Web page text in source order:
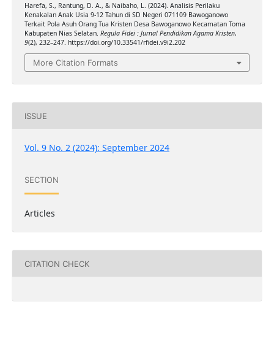
Harefa, S., Rantung, D. A., & Naibaho, L. (2024). Analisis Perilaku
Kenakalan Anak Usia 9-12 Tahun di SD Negeri 071109 Bawoganowo
Terkait Pola Asuh Orang Tua Kristen Desa Bawoganowo Kecamatan Toma
Kabupaten Nias Selatan. Regula Fidei : Jurnal Pendidikan Agama Kristen,
9(2), 232–247. https://doi.org/10.33541/rfidei.v9i2.202
More Citation Formats
ISSUE
Vol. 9 No. 2 (2024): September 2024
SECTION
Articles
CITATION CHECK